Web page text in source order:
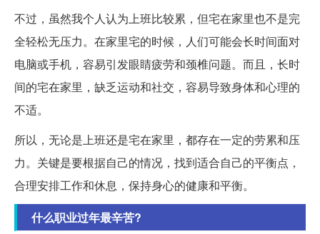
不过，虽然我个人认为上班比较累，但宅在家里也不是完
全轻松无压力。在家里宅的时候，人们可能会长时间面对
电脑或手机，容易引发眼睛疲劳和颈椎问题。而且，长时
间的宅在家里，缺乏运动和社交，容易导致身体和心理的
不适。
所以，无论是上班还是宅在家里，都存在一定的劳累和压
力。关键是要根据自己的情况，找到适合自己的平衡点，
合理安排工作和休息，保持身心的健康和平衡。
什么职业过年最辛苦?